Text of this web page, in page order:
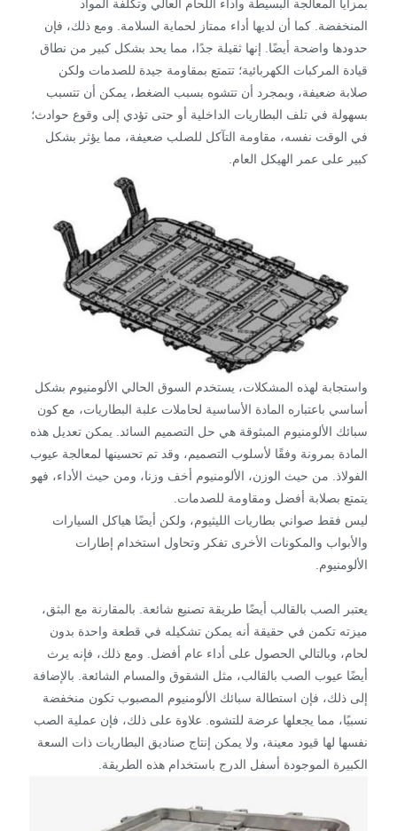
بمزايا المعالجة البسيطة وأداء اللحام العالي وتكلفة المواد
المنخفضة. كما أن لديها أداء ممتاز لحماية السلامة. ومع ذلك، فإن
حدودها واضحة أيضًا. إنها ثقيلة جدًا، مما يحد بشكل كبير من نطاق
قيادة المركبات الكهربائية؛ تتمتع بمقاومة جيدة للصدمات ولكن
صلابة ضعيفة، وبمجرد أن تتشوه بسبب الضغط، يمكن أن تتسبب
بسهولة في تلف البطاريات الداخلية أو حتى تؤدي إلى وقوع حوادث؛
في الوقت نفسه، مقاومة التآكل للصلب ضعيفة، مما يؤثر بشكل
كبير على عمر الهيكل العام.
واستجابة لهذه المشكلات، يستخدم السوق الحالي الألومنيوم بشكل
أساسي باعتباره المادة الأساسية لحاملات علبة البطاريات، مع كون
سبائك الألومنيوم المبثوقة هي حل التصميم السائد. يمكن تعديل هذه
المادة بمرونة وفقًا لأسلوب التصميم، وقد تم تحسينها لمعالجة عيوب
الفولاذ. من حيث الوزن، الألومنيوم أخف وزنا، ومن حيث الأداء، فهو
يتمتع بصلابة أفضل ومقاومة للصدمات.
ليس فقط صواني بطاريات الليثيوم، ولكن أيضًا هياكل السيارات
والأبواب والمكونات الأخرى تفكر وتحاول استخدام إطارات
الألومنيوم.
يعتبر الصب بالقالب أيضًا طريقة تصنيع شائعة. بالمقارنة مع البثق،
ميزته تكمن في حقيقة أنه يمكن تشكيله في قطعة واحدة بدون
لحام، وبالتالي الحصول على أداء عام أفضل. ومع ذلك، فإنه يرث
أيضًا عيوب الصب بالقالب، مثل الشقوق والمسام الشائعة. بالإضافة
إلى ذلك، فإن استطالة سبائك الألومنيوم المصبوب تكون منخفضة
نسبيًا، مما يجعلها عرضة للتشوه. علاوة على ذلك، فإن عملية الصب
نفسها لها قيود معينة، ولا يمكن إنتاج صناديق البطاريات ذات السعة
الكبيرة الموجودة أسفل الدرج باستخدام هذه الطريقة.